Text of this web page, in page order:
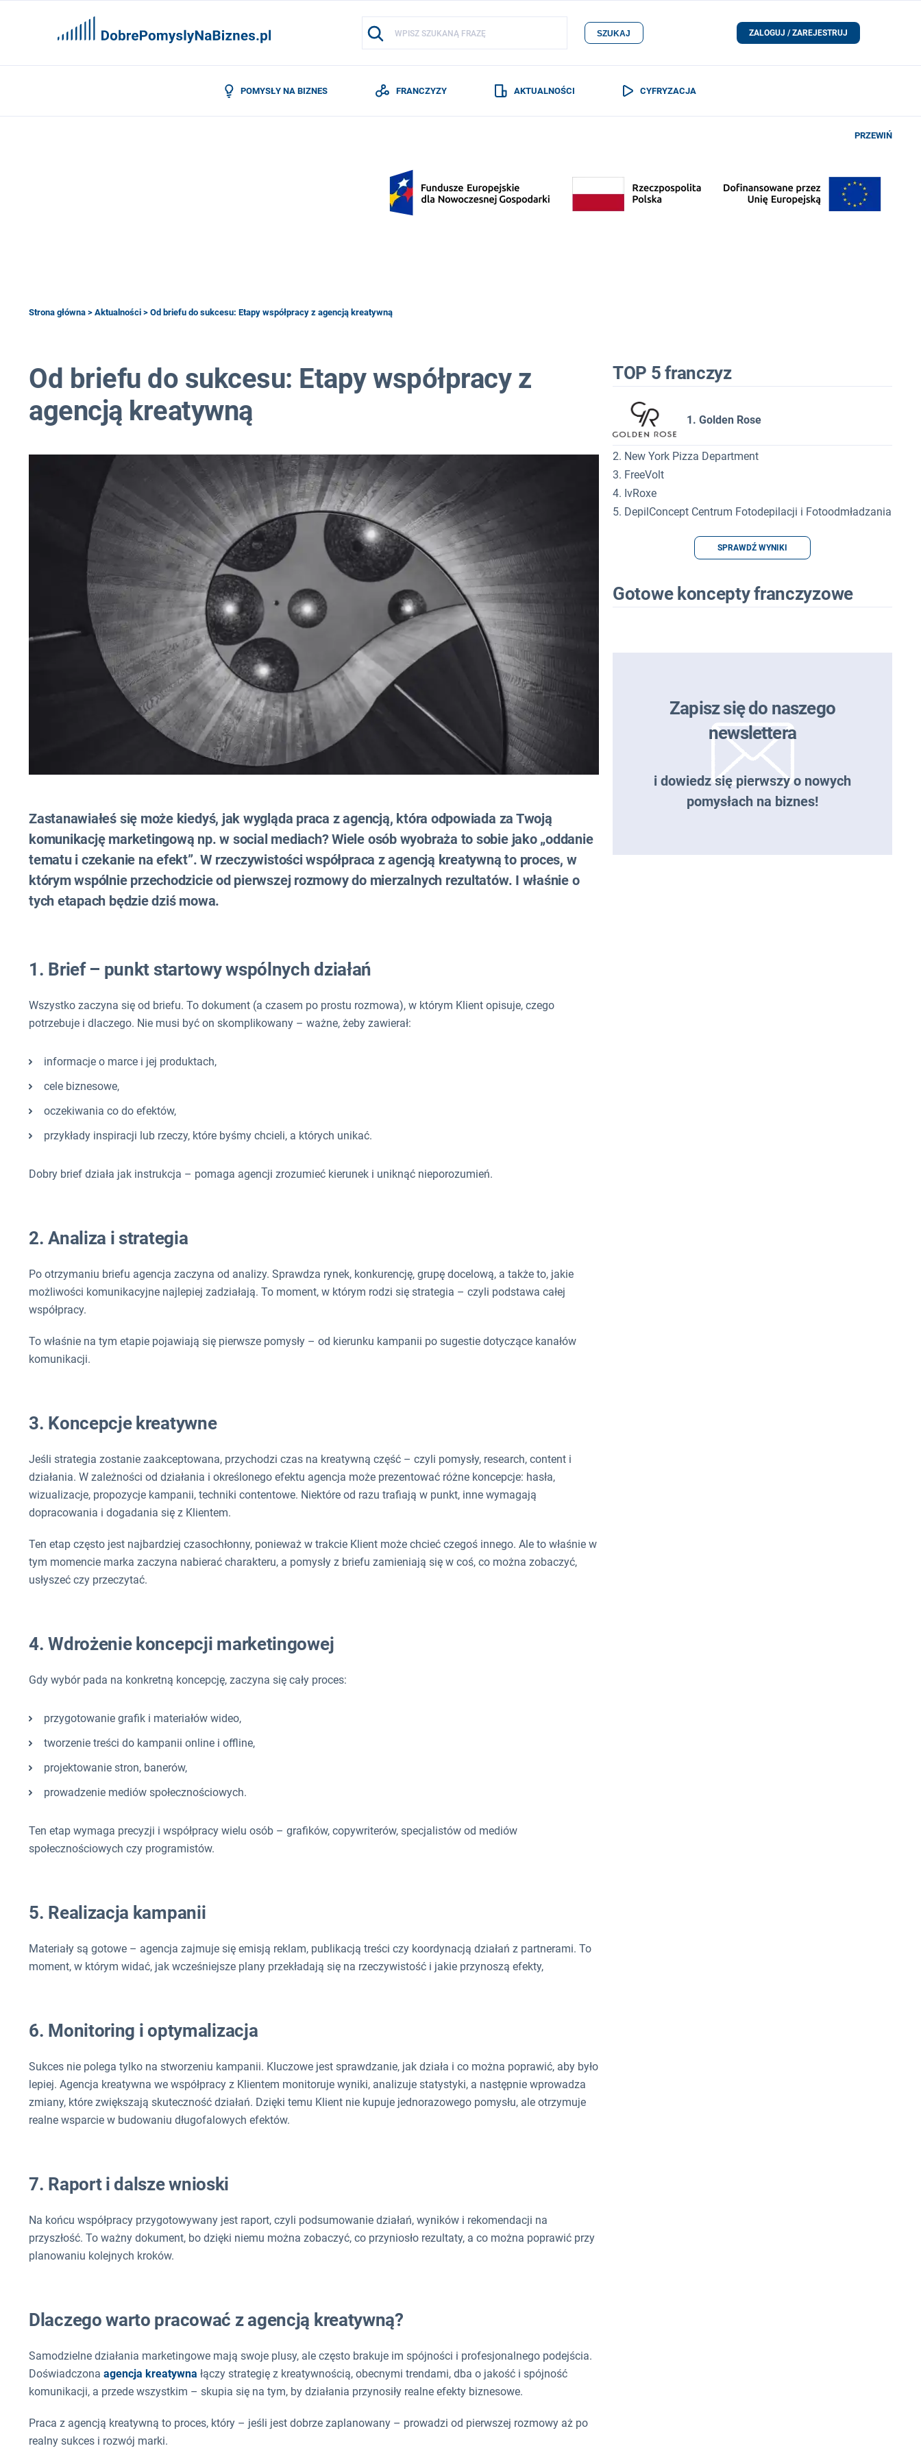
SZUKAJ ZALOGUJ / ZAREJESTRUJ
POMYSŁY NA BIZNES FRANCZYZY AKTUALNOŚCI CYFRYZACJA
PRZEWIŃ
Strona główna > Aktualności > Od briefu do sukcesu: Etapy współpracy z agencją kreatywną
Od briefu do sukcesu: Etapy współpracy z
agencją kreatywną
Zastanawiałeś się może kiedyś, jak wygląda praca z agencją, która odpowiada za Twoją
komunikację marketingową np. w social mediach? Wiele osób wyobraża to sobie jako „oddanie
tematu i czekanie na efekt”. W rzeczywistości współpraca z agencją kreatywną to proces, w
którym wspólnie przechodzicie od pierwszej rozmowy do mierzalnych rezultatów. I właśnie o
tych etapach będzie dziś mowa.
1. Brief – punkt startowy wspólnych działań
Wszystko zaczyna się od briefu. To dokument (a czasem po prostu rozmowa), w którym Klient opisuje, czego
potrzebuje i dlaczego. Nie musi być on skomplikowany – ważne, żeby zawierał:
informacje o marce i jej produktach,
cele biznesowe,
oczekiwania co do efektów,
przykłady inspiracji lub rzeczy, które byśmy chcieli, a których unikać.
Dobry brief działa jak instrukcja – pomaga agencji zrozumieć kierunek i uniknąć nieporozumień.
2. Analiza i strategia
Po otrzymaniu briefu agencja zaczyna od analizy. Sprawdza rynek, konkurencję, grupę docelową, a także to, jakie
możliwości komunikacyjne najlepiej zadziałają. To moment, w którym rodzi się strategia – czyli podstawa całej
współpracy.
To właśnie na tym etapie pojawiają się pierwsze pomysły – od kierunku kampanii po sugestie dotyczące kanałów
komunikacji.
3. Koncepcje kreatywne
Jeśli strategia zostanie zaakceptowana, przychodzi czas na kreatywną część – czyli pomysły, research, content i
działania. W zależności od działania i określonego efektu agencja może prezentować różne koncepcje: hasła,
wizualizacje, propozycje kampanii, techniki contentowe. Niektóre od razu trafiają w punkt, inne wymagają
dopracowania i dogadania się z Klientem.
Ten etap często jest najbardziej czasochłonny, ponieważ w trakcie Klient może chcieć czegoś innego. Ale to właśnie w
tym momencie marka zaczyna nabierać charakteru, a pomysły z briefu zamieniają się w coś, co można zobaczyć,
usłyszeć czy przeczytać.
4. Wdrożenie koncepcji marketingowej
Gdy wybór pada na konkretną koncepcję, zaczyna się cały proces:
przygotowanie grafik i materiałów wideo,
tworzenie treści do kampanii online i offline,
projektowanie stron, banerów,
prowadzenie mediów społecznościowych.
Ten etap wymaga precyzji i współpracy wielu osób – grafików, copywriterów, specjalistów od mediów
społecznościowych czy programistów.
5. Realizacja kampanii
Materiały są gotowe – agencja zajmuje się emisją reklam, publikacją treści czy koordynacją działań z partnerami. To
moment, w którym widać, jak wcześniejsze plany przekładają się na rzeczywistość i jakie przynoszą efekty,
6. Monitoring i optymalizacja
Sukces nie polega tylko na stworzeniu kampanii. Kluczowe jest sprawdzanie, jak działa i co można poprawić, aby było
lepiej. Agencja kreatywna we współpracy z Klientem monitoruje wyniki, analizuje statystyki, a następnie wprowadza
zmiany, które zwiększają skuteczność działań. Dzięki temu Klient nie kupuje jednorazowego pomysłu, ale otrzymuje
realne wsparcie w budowaniu długofalowych efektów.
7. Raport i dalsze wnioski
Na końcu współpracy przygotowywany jest raport, czyli podsumowanie działań, wyników i rekomendacji na
przyszłość. To ważny dokument, bo dzięki niemu można zobaczyć, co przyniosło rezultaty, a co można poprawić przy
planowaniu kolejnych kroków.
Dlaczego warto pracować z agencją kreatywną?
Samodzielne działania marketingowe mają swoje plusy, ale często brakuje im spójności i profesjonalnego podejścia.
Doświadczona agencja kreatywna łączy strategię z kreatywnością, obecnymi trendami, dba o jakość i spójność
komunikacji, a przede wszystkim – skupia się na tym, by działania przynosiły realne efekty biznesowe.
Praca z agencją kreatywną to proces, który – jeśli jest dobrze zaplanowany – prowadzi od pierwszej rozmowy aż po
realny sukces i rozwój marki.
TOP 5 franczyz
1. Golden Rose
2. New York Pizza Department
3. FreeVolt
4. IvRoxe
5. DepilConcept Centrum Fotodepilacji i Fotoodmładzania
SPRAWDŹ WYNIKI
Gotowe koncepty franczyzowe
Zapisz się do naszego
newslettera
i dowiedz się pierwszy o nowych
pomysłach na biznes!